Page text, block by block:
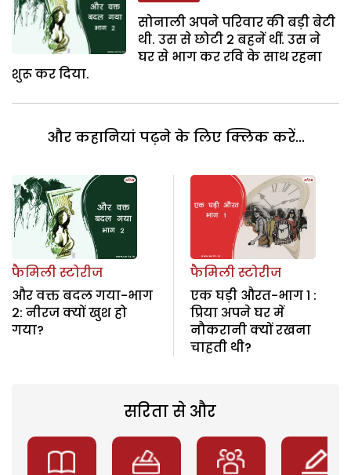
सोनाली अपने परिवार की बड़ी बेटी
थी. उस से छोटी 2 बहनें थीं. उस ने
घर से भाग कर रवि के साथ रहना
शुरू कर दिया.
और कहानियां पढ़ने के लिए क्लिक करें...
फैमिली स्टोरीज
और वक्त बदल गया-भाग
2: नीरज क्यों खुश हो
गया?
फैमिली स्टोरीज
एक घड़ी औरत-भाग 1 :
प्रिया अपने घर में
नौकरानी क्यों रखना
चाहती थी?
सरिता से और